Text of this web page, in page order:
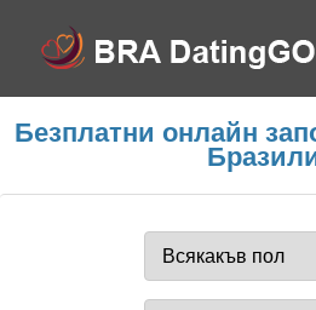
Безплатни онлайн